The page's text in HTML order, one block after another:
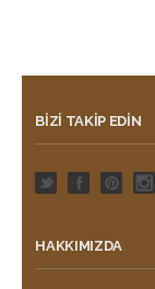
BIZI TAKIP EDIN
HAKKIMIZDA